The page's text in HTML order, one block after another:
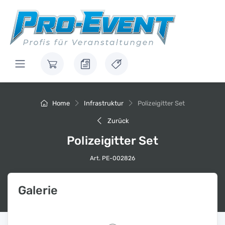
Home Infrastruktur Polizeigitter Set
Zurück
Polizeigitter Set
Art. PE-002826
Galerie